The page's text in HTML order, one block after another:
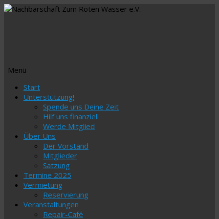
Menü
Zum
Inhalt
Start
Unterstützung!
Spende uns Deine Zeit
Hilf uns finanziell
Werde Mitglied
Über Uns
Der Vorstand
Mitglieder
Satzung
Termine 2025
Vermietung
Reservierung
Veranstaltungen
Repair-Café